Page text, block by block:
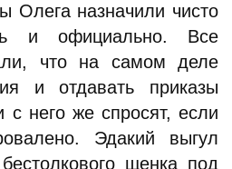
Олега назначили чисто
и официально. Все
что на самом деле
и отдавать приказы
него же спросят, если
Эдакий выгул
щенка под